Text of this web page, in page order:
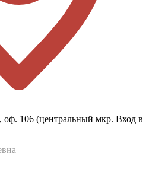
оф. 106 (центральный мкр. Вход в